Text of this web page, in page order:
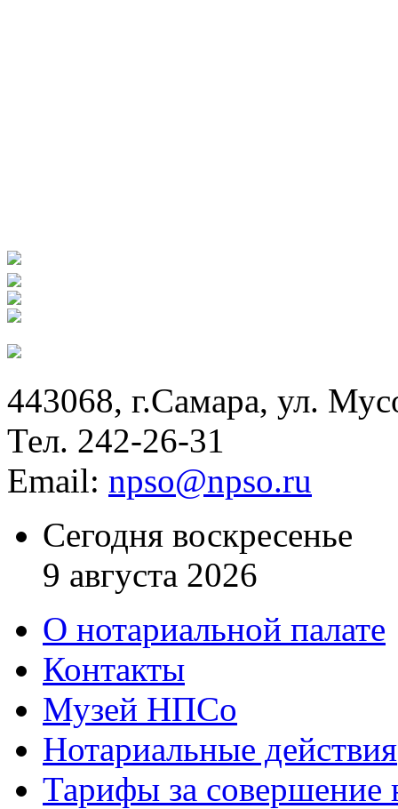
443068, г.Самара, ул.
Тел. 242-26-31
Email: npso@npso.ru
Сегодня воскресенье
9 августа 2026
О нотариальной палате
Контакты
Музей НПСо
Нотариальные действия
Тарифы за совершение